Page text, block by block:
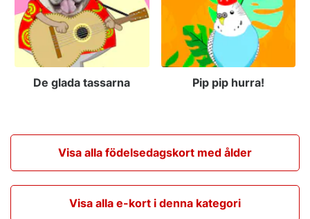
De glada tassarna Pip pip hurra!
Visa alla födelsedagskort med ålder
Visa alla e-kort i denna kategori